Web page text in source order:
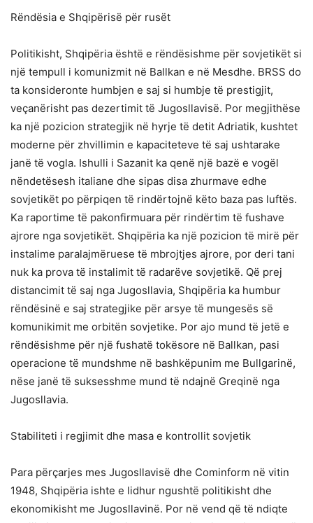
Rëndësia e Shqipërisë për rusët
Politikisht, Shqipëria është e rëndësishme për sovjetikët si
një tempull i komunizmit në Ballkan e në Mesdhe. BRSS do
ta konsideronte humbjen e saj si humbje të prestigjit,
veçanërisht pas dezertimit të Jugosllavisë. Por megjithëse
ka një pozicion strategjik në hyrje të detit Adriatik, kushtet
moderne për zhvillimin e kapaciteteve të saj ushtarake
janë të vogla. Ishulli i Sazanit ka qenë një bazë e vogël
nëndetësesh italiane dhe sipas disa zhurmave edhe
sovjetikët po përpiqen të rindërtojnë këto baza pas luftës.
Ka raportime të pakonfirmuara për rindërtim të fushave
ajrore nga sovjetikët. Shqipëria ka një pozicion të mirë për
instalime paralajmëruese të mbrojtjes ajrore, por deri tani
nuk ka prova të instalimit të radarëve sovjetikë. Që prej
distancimit të saj nga Jugosllavia, Shqipëria ka humbur
rëndësinë e saj strategjike për arsye të mungesës së
komunikimit me orbitën sovjetike. Por ajo mund të jetë e
rëndësishme për një fushatë tokësore në Ballkan, pasi
operacione të mundshme në bashkëpunim me Bullgarinë,
nëse janë të suksesshme mund të ndajnë Greqinë nga
Jugosllavia.
Stabiliteti i regjimit dhe masa e kontrollit sovjetik
Para përçarjes mes Jugosllavisë dhe Cominform në vitin
1948, Shqipëria ishte e lidhur ngushtë politikisht dhe
ekonomikisht me Jugosllavinë. Por në vend që të ndiqte